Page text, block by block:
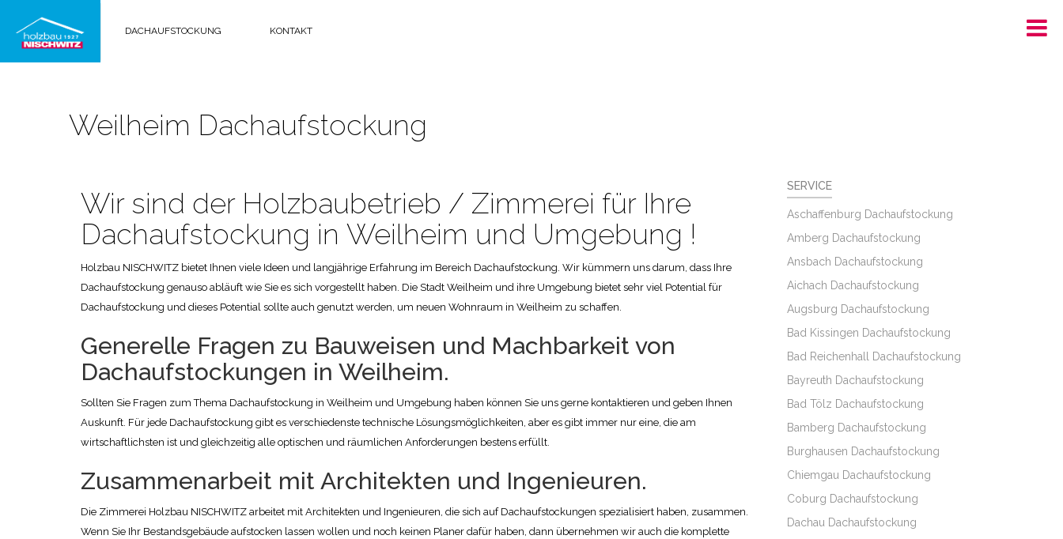
DACHAUFSTOCKUNG KONTAKT
Weilheim Dachaufstockung
Wir sind der Holzbaubetrieb / Zimmerei für Ihre
Dachaufstockung in Weilheim und Umgebung !
Holzbau NISCHWITZ bietet Ihnen viele Ideen und langjährige Erfahrung im Bereich Dachaufstockung. Wir kümmern uns darum, dass Ihre
Dachaufstockung genauso abläuft wie Sie es sich vorgestellt haben. Die Stadt Weilheim und ihre Umgebung bietet sehr viel Potential für
Dachaufstockung und dieses Potential sollte auch genutzt werden, um neuen Wohnraum in Weilheim zu schaffen.
Generelle Fragen zu Bauweisen und Machbarkeit von
Dachaufstockungen in Weilheim.
Sollten Sie Fragen zum Thema Dachaufstockung in Weilheim und Umgebung haben können Sie uns gerne kontaktieren und geben Ihnen
Auskunft. Für jede Dachaufstockung gibt es verschiedenste technische Lösungsmöglichkeiten, aber es gibt immer nur eine, die am
wirtschaftlichsten ist und gleichzeitig alle optischen und räumlichen Anforderungen bestens erfüllt.
Zusammenarbeit mit Architekten und Ingenieuren.
Die Zimmerei Holzbau NISCHWITZ arbeitet mit Architekten und Ingenieuren, die sich auf Dachaufstockungen spezialisiert haben, zusammen.
Wenn Sie Ihr Bestandsgebäude aufstocken lassen wollen und noch keinen Planer dafür haben, dann übernehmen wir auch die komplette
SERVICE
Aschaffenburg Dachaufstockung
Amberg Dachaufstockung
Ansbach Dachaufstockung
Aichach Dachaufstockung
Augsburg Dachaufstockung
Bad Kissingen Dachaufstockung
Bad Reichenhall Dachaufstockung
Bayreuth Dachaufstockung
Bad Tölz Dachaufstockung
Bamberg Dachaufstockung
Burghausen Dachaufstockung
Chiemgau Dachaufstockung
Coburg Dachaufstockung
Dachau Dachaufstockung